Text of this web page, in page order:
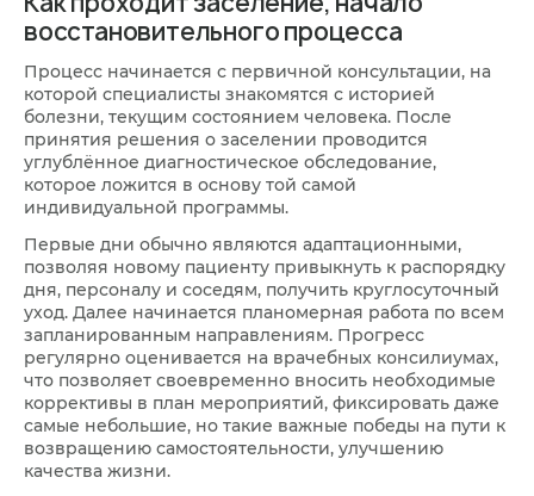
восстановительного процесса
Процесс начинается с первичной консультации, на
которой специалисты знакомятся с историей
болезни, текущим состоянием человека. После
принятия решения о заселении проводится
углублённое диагностическое обследование,
которое ложится в основу той самой
индивидуальной программы.
Первые дни обычно являются адаптационными,
позволяя новому пациенту привыкнуть к распорядку
дня, персоналу и соседям, получить круглосуточный
уход. Далее начинается планомерная работа по всем
запланированным направлениям. Прогресс
регулярно оценивается на врачебных консилиумах,
что позволяет своевременно вносить необходимые
коррективы в план мероприятий, фиксировать даже
самые небольшие, но такие важные победы на пути к
возвращению самостоятельности, улучшению
качества жизни.